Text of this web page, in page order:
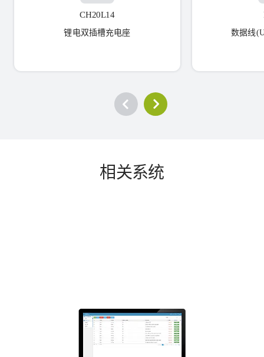
CH20L14
锂电双插槽充电座 数据线
相关系统